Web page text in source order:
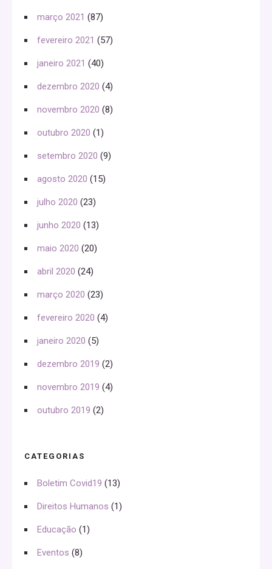
março 2021 (87)
fevereiro 2021 (57)
janeiro 2021 (40)
dezembro 2020 (4)
novembro 2020 (8)
outubro 2020 (1)
setembro 2020 (9)
agosto 2020 (15)
julho 2020 (23)
junho 2020 (13)
maio 2020 (20)
abril 2020 (24)
março 2020 (23)
fevereiro 2020 (4)
janeiro 2020 (5)
dezembro 2019 (2)
novembro 2019 (4)
outubro 2019 (2)
CATEGORIAS
Boletim Covid19 (13)
Direitos Humanos (1)
Educação (1)
Eventos (8)